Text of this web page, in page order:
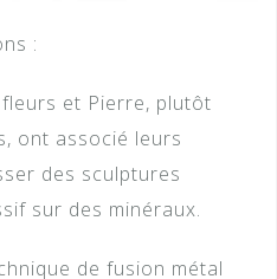
:
et Pierre, plutôt
ont associé leurs
des sculptures
sur des minéraux.
de fusion métal